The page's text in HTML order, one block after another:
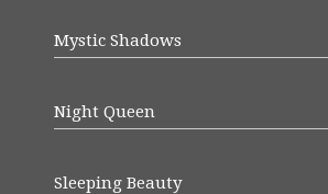
Mystic Shadows
Night Queen
Sleeping Beauty